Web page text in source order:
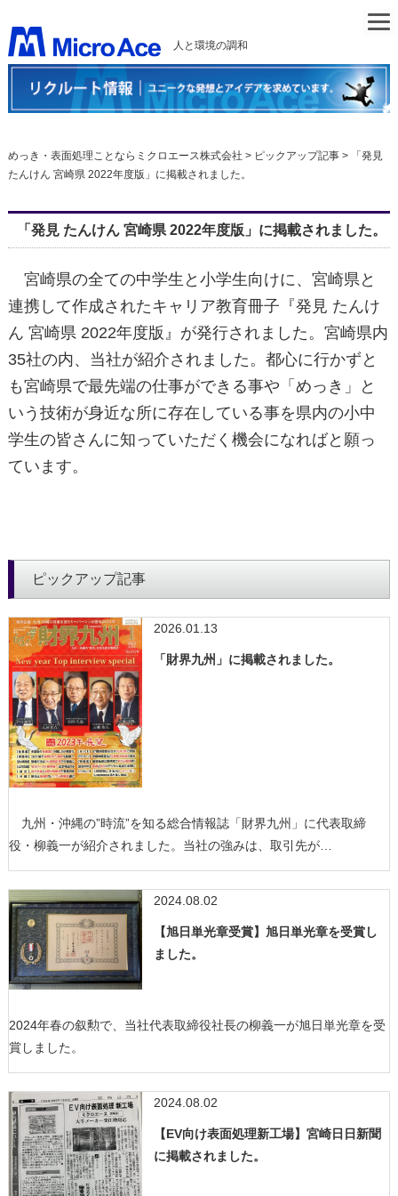
人と環境の調和
めっき・表面処理ことならミクロエース株式会社 > ピックアップ記事>
「発見
たんけん 宮崎県 2022年度版」に掲載されました。
「発見 たんけん 宮崎県 2022年度版」に掲載されました。
宮崎県の全ての中学生と小学生向けに、宮崎県と
連携して作成されたキャリア教育冊子『発見 たんけ
ん 宮崎県 2022年度版』が発行されました。宮崎県内
35社の内、当社が紹介されました。都心に行かずと
も宮崎県で最先端の仕事ができる事や「めっき」と
いう技術が身近な所に存在している事を県内の小中
学生の皆さんに知っていただく機会になればと願っ
ています。
ピックアップ記事
2026.01.13
「財界九州」に掲載されました。
九州・沖縄の”時流”を知る総合情報誌「財界九州」に代表取締
役・柳義一が紹介されました。当社の強みは、取引先が…
2024.08.02
【旭日単光章受賞】旭日単光章を受賞し
ました。
2024年春の叙勲で、当社代表取締役社長の柳義一が旭日単光章を受
賞しました。
2024.08.02
【EV向け表面処理新工場】宮崎日日新聞
に掲載されました。